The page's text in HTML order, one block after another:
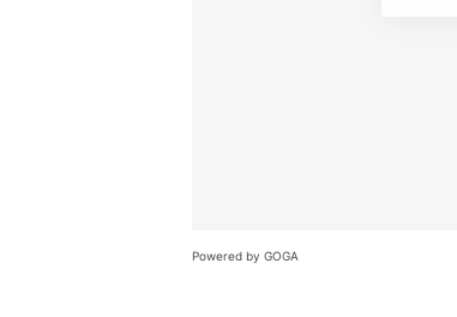
Powered by GOGA